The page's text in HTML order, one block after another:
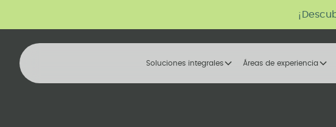
Soluciones integrales Áreas de experiencia